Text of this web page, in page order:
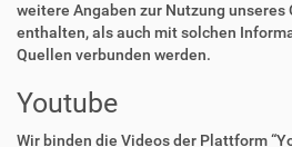
weitere Angaben zur Nutzung
enthalten, als auch mit solchen
Quellen verbunden werden.
Youtube
Wir binden die Videos der Plattform